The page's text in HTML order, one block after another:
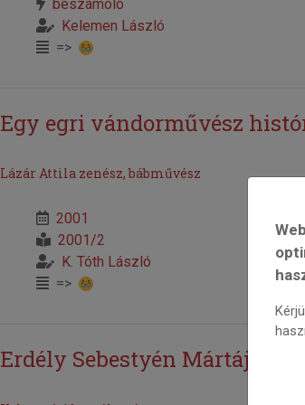
beszámoló
Kelemen László
=>
Egy egri vándorművész
Lázár Attila zenész, bábművész
2001
2001/2
K. Tóth László
=>
Erdély Sebestyén Mártája: